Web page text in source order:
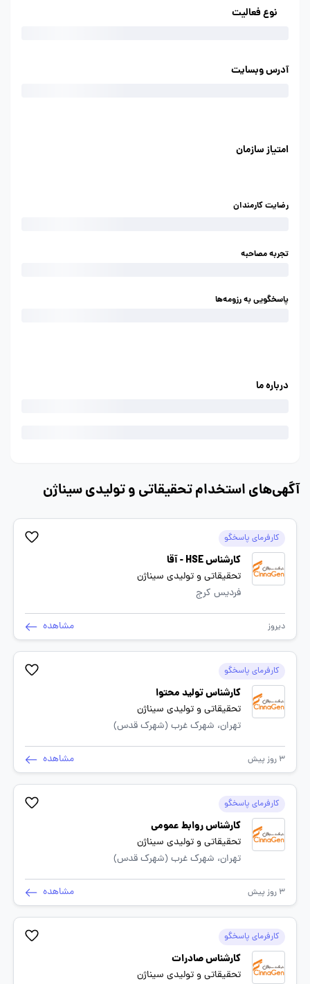
نوع فعالیت
آدرس وبسایت
امتیاز سازمان
رضایت کارمندان
تجربه مصاحبه
پاسخگویی به رزومه‌ها
درباره ما
آگهی‌های استخدام تحقیقاتی و تولیدی سیناژن
کارفرمای پاسخگو
کارشناس HSE - آقا
تحقیقاتی و تولیدی سیناژن
فردیس کرج
دیروز مشاهده
کارفرمای پاسخگو
کارشناس تولید محتوا
تحقیقاتی و تولیدی سیناژن
تهران، شهرک غرب (شهرک قدس)
3 روز پیش مشاهده
کارفرمای پاسخگو
کارشناس روابط عمومی
تحقیقاتی و تولیدی سیناژن
تهران، شهرک غرب (شهرک قدس)
3 روز پیش مشاهده
کارفرمای پاسخگو
کارشناس صادرات
تحقیقاتی و تولیدی سیناژن